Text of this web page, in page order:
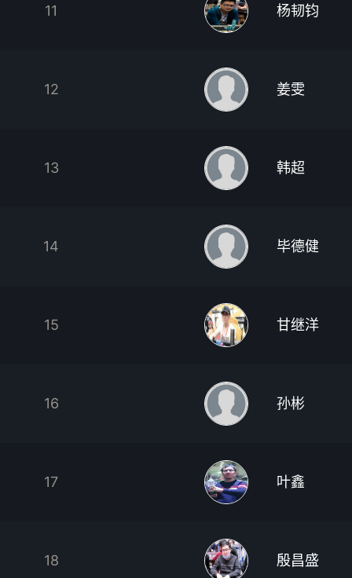
11 杨韧钧
12 姜雯
13 韩超
14 毕德健
15 甘继洋
16 孙彬
17 叶鑫
18 殷昌盛